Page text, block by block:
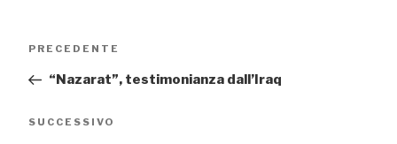
Articolo
PRECEDENTE
“Nazarat”, testimonianza dall’Iraq
Articolo
SUCCESSIVO